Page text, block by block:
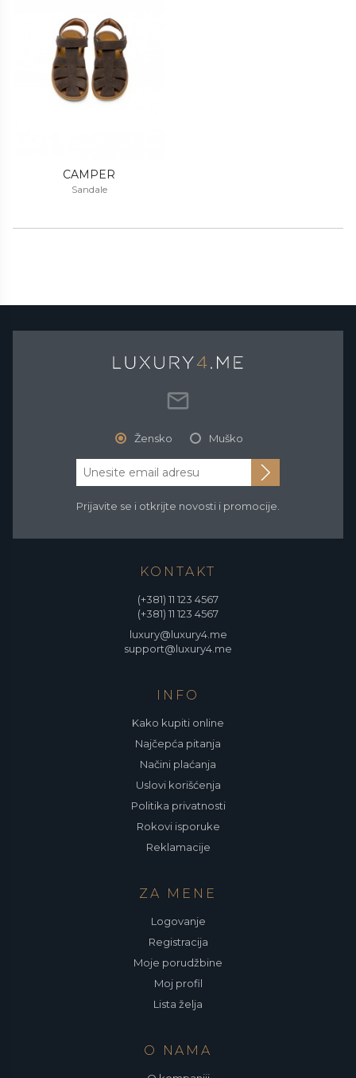
CAMPER
Sandale
KONTAKT
(+381) 11 123 4567
(+381) 11 123 4567
luxury@luxury4.me
support@luxury4.me
INFO
Kako kupiti online
Najčepća pitanja
Načini plaćanja
Uslovi korišćenja
Politika privatnosti
Rokovi isporuke
Reklamacije
Žensko Muško
Prijavite se i otkrijte novosti i promocije.
ZA MENE
Logovanje
Registracija
Moje porudžbine
Moj profil
Lista želja
O NAMA